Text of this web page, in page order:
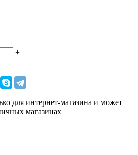
+
для интернет-магазина и может
магазинах